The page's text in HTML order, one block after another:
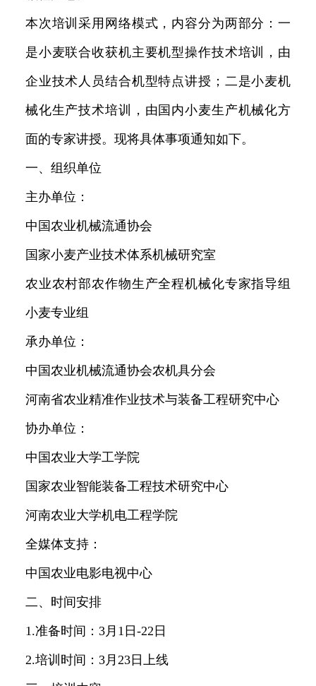
本次培训采用网络模式，内容分为两部分：一
是小麦联合收获机主要机型操作技术培训，由
企业技术人员结合机型特点讲授；二是小麦机
械化生产技术培训，由国内小麦生产机械化方
面的专家讲授。现将具体事项通知如下。
一、组织单位
主办单位：
中国农业机械流通协会
国家小麦产业技术体系机械研究室
农业农村部农作物生产全程机械化专家指导组
小麦专业组
承办单位：
中国农业机械流通协会农机具分会
河南省农业精准作业技术与装备工程研究中心
协办单位：
中国农业大学工学院
国家农业智能装备工程技术研究中心
河南农业大学机电工程学院
全媒体支持：
中国农业电影电视中心
二、时间安排
1.准备时间：3月1日-22日
2.培训时间：3月23日上线